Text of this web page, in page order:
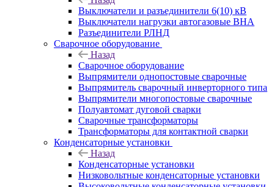
Выключатели и разъединители 6(10) кВ
Выключатели нагрузки автогазовые ВНА
Разъединители РЛНД
Сварочное оборудование
Назад
Сварочное оборудование
Выпрямители однопостовые сварочные
Выпрямитель сварочный инверторного типа
Выпрямители многопостовые сварочные
Полуавтомат дуговой сварки
Сварочные трансформаторы
Трансформаторы для контактной сварки
Конденсаторные установки
Назад
Конденсаторные установки
Низковольтные конденсаторные установки